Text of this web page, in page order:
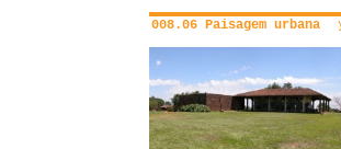
008.06 Paisagem urbana